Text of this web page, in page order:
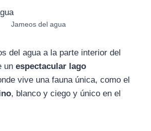
Jameos del agua
del agua a la parte interior del
un espectacular lago
vive una fauna única, como el
, blanco y ciego y único en el